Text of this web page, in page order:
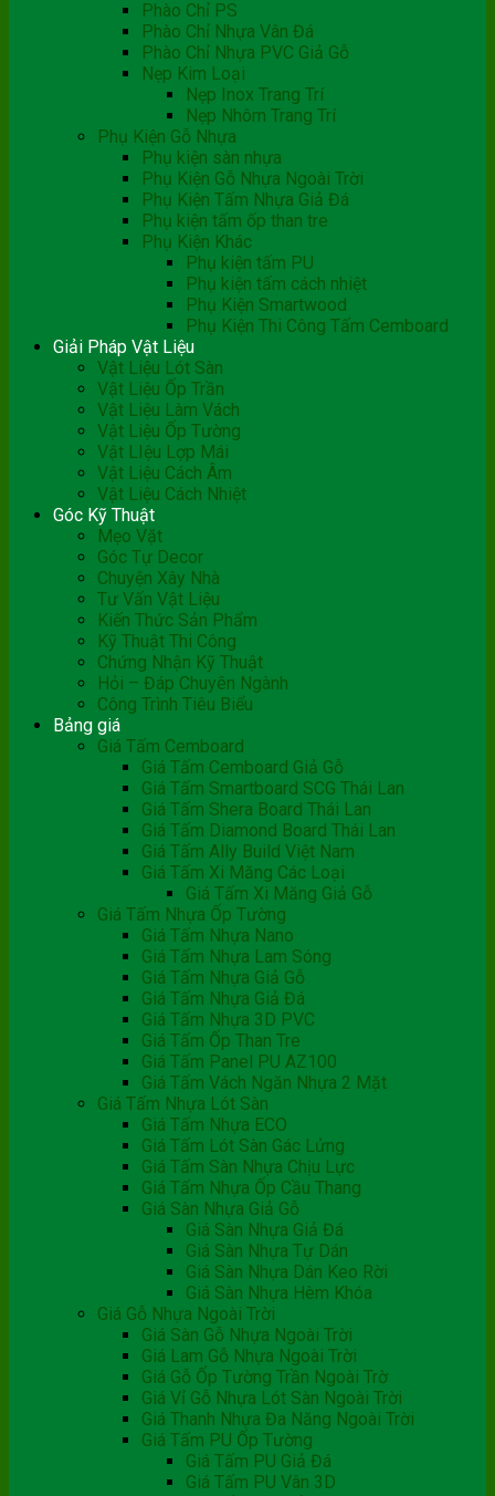
Phào Chỉ PS
Phào Chỉ Nhựa Vân Đá
Phào Chỉ Nhựa PVC Giả Gỗ
Nẹp Kim Loại
Nẹp Inox Trang Trí
Nẹp Nhôm Trang Trí
Phụ Kiện Gỗ Nhựa
Phụ kiện sàn nhựa
Phụ Kiện Gỗ Nhựa Ngoài Trời
Phụ Kiện Tấm Nhựa Giả Đá
Phụ kiện tấm ốp than tre
Phụ Kiện Khác
Phụ kiện tấm PU
Phụ kiện tấm cách nhiệt
Phụ Kiện Smartwood
Phụ Kiện Thi Công Tấm Cemboard
Giải Pháp Vật Liệu
Vật Liệu Lót Sàn
Vật Liệu Ốp Trần
Vật Liệu Làm Vách
Vật Liệu Ốp Tường
Vật LIệu Lợp Mái
Vật Liệu Cách Âm
Vật Liệu Cách Nhiệt
Góc Kỹ Thuật
Mẹo Vặt
Góc Tự Decor
Chuyện Xây Nhà
Tư Vấn Vật Liệu
Kiến Thức Sản Phẩm
Kỹ Thuật Thi Công
Chứng Nhận Kỹ Thuật
Hỏi – Đáp Chuyên Ngành
Công Trình Tiêu Biểu
Bảng giá
Giá Tấm Cemboard
Giá Tấm Cemboard Giả Gỗ
Giá Tấm Smartboard SCG Thái Lan
Giá Tấm Shera Board Thái Lan
Giá Tấm Diamond Board Thái Lan
Giá Tấm Ally Build Việt Nam
Giá Tấm Xi Măng Các Loại
Giá Tấm Xi Măng Giả Gỗ
Giá Tấm Nhựa Ốp Tường
Giá Tấm Nhựa Nano
Giá Tấm Nhựa Lam Sóng
Giá Tấm Nhựa Giả Gỗ
Giá Tấm Nhựa Giả Đá
Giá Tấm Nhựa 3D PVC
Giá Tấm Ốp Than Tre
Giá Tấm Panel PU AZ100
Giá Tấm Vách Ngăn Nhựa 2 Mặt
Giá Tấm Nhựa Lót Sàn
Giá Tấm Nhựa ECO
Giá Tấm Lót Sàn Gác Lửng
Giá Tấm Sàn Nhựa Chịu Lực
Giá Tấm Nhựa Ốp Cầu Thang
Giá Sàn Nhựa Giả Gỗ
Giá Sàn Nhựa Giả Đá
Giá Sàn Nhựa Tự Dán
Giá Sàn Nhựa Dán Keo Rời
Giá Sàn Nhựa Hèm Khóa
Giá Gỗ Nhựa Ngoài Trời
Giá Sàn Gỗ Nhựa Ngoài Trời
Giá Lam Gỗ Nhựa Ngoài Trời
Giá Gỗ Ốp Tường Trần Ngoài Trờ
Giá Vỉ Gỗ Nhựa Lót Sàn Ngoài Trời
Giá Thanh Nhựa Đa Năng Ngoài Trời
Giá Tấm PU Ốp Tường
Giá Tấm PU Giả Đá
Giá Tấm PU Vân 3D